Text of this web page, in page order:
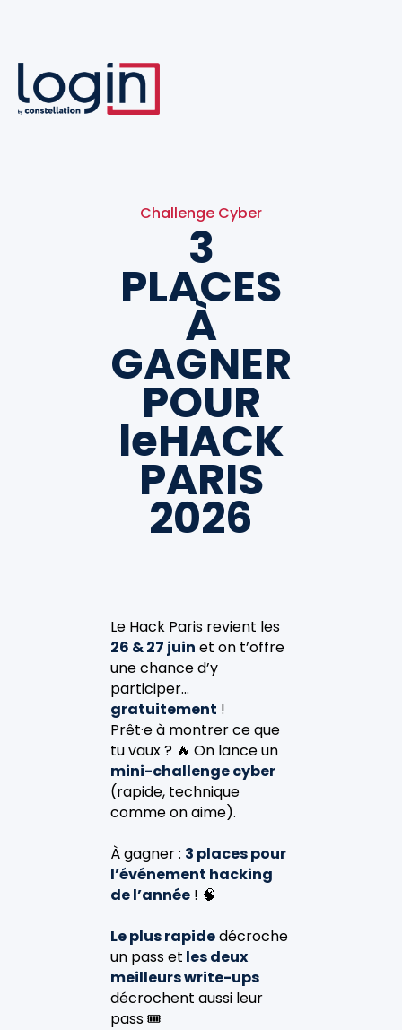
Challenge Cyber
3
PLACES
À
GAGNER
POUR
leHACK
PARIS
2026
Le Hack Paris revient les
26 & 27 juin et on t’offre
une chance d’y
participer…
gratuitement !
Prêt·e à montrer ce que
tu vaux ? 🔥 On lance un
mini-challenge cyber
(rapide, technique
comme on aime).
À gagner : 3 places pour
l’événement hacking
de l’année ! 🧠
Le plus rapidedécroche
un pass et les deux
meilleurs write-ups
décrochent aussi leur
pass 🎟️